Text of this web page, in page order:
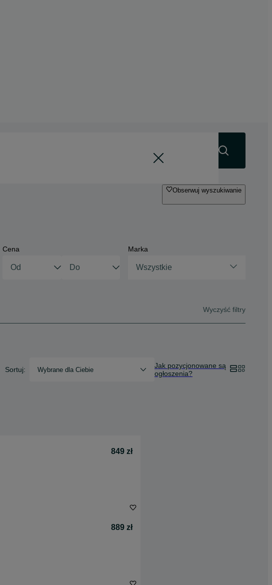
Obserwuj wyszukiwanie
Cena Marka
Wszystkie
Wyczyść filtry
Sortuj: Wybrane dla Ciebie
Jak pozycjonowane są
ogłoszenia?
849 zł
889 zł